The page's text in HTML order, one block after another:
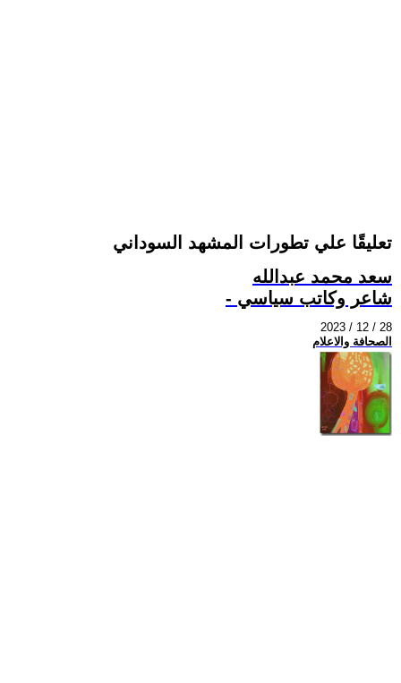
تعليقًا علي تطورات المشهد السوداني
سعد محمد عبدالله
- شاعر وكاتب سياسي
2023 / 12 / 28
الصحافة والاعلام